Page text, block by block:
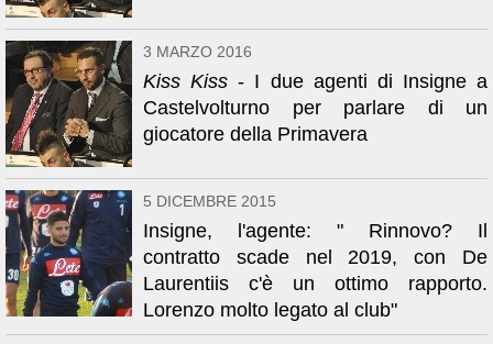
3 MARZO 2016
Kiss Kiss - I due agenti di Insigne a
Castelvolturno per parlare di un
giocatore della Primavera
5 DICEMBRE 2015
Insigne, l'agente: " Rinnovo? Il
contratto scade nel 2019, con De
Laurentiis c'è un ottimo rapporto.
Lorenzo molto legato al club"